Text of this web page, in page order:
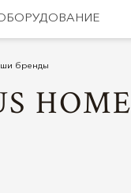
бренды
HOME